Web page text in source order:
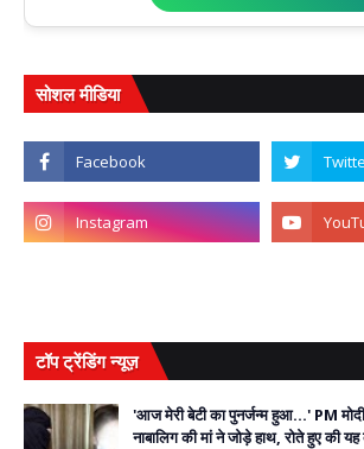
सोशल मीडिया
टॉप ट्रेंडिंग न्यूज़
'आज मेरी बेटी का पुनर्जन्म हुआ...' PM
नाबालिग की मां ने जोड़े हाथ, रोते हुए की यह